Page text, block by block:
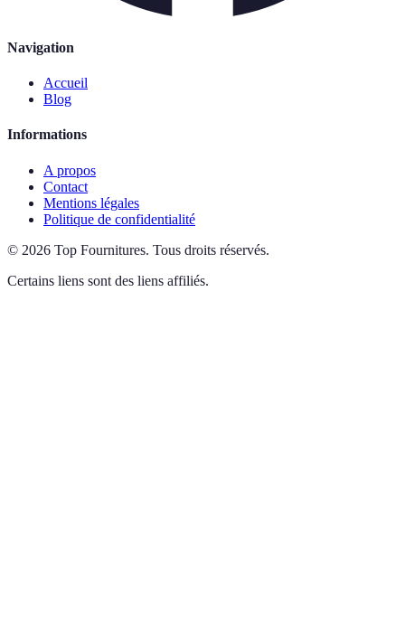
Navigation
Accueil
Blog
Informations
A propos
Contact
Mentions légales
Politique de confidentialité
© 2026 Top Fournitures. Tous droits réservés.
Certains liens sont des liens affiliés.